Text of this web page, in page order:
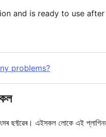
and is ready to use
problems?
এইসকল লোকে এই